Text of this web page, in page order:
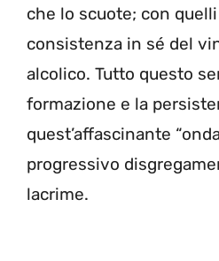
che lo scuote; con
consistenza in sé del
alcolico. Tutto questo
formazione e la
quest’affascinante
progressivo
lacrime.